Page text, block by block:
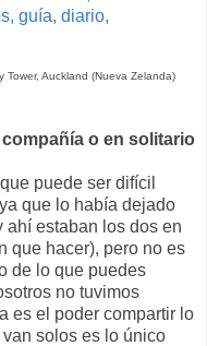
Auckland (Nueva Zelanda)
o en solitario
puede ser difícil
que lo había dejado
ahí estaban los dos en
que hacer), pero no es
de lo que puedes
no tuvimos
es el poder compartir lo
solos es lo único